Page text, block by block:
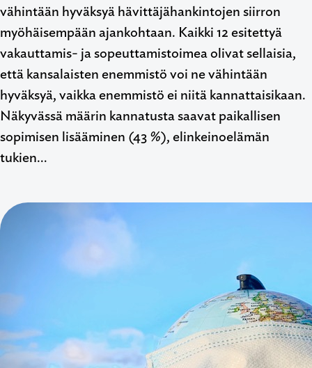
vähintään hyväksyä hävittäjähankintojen siirron
myöhäisempään ajankohtaan. Kaikki 12 esitettyä
vakauttamis- ja sopeuttamistoimea olivat sellaisia,
että kansalaisten enemmistö voi ne vähintään
hyväksyä, vaikka enemmistö ei niitä kannattaisikaan.
Näkyvässä määrin kannatusta saavat paikallisen
sopimisen lisääminen (43 %), elinkeinoelämän
tukien…